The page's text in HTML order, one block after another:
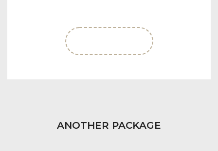
ANOTHER PACKAGE